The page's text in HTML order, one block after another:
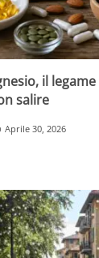
il
salire
Aprile 30, 2026